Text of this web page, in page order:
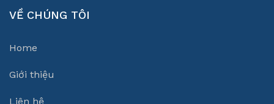
VỀ CHÚNG TÔI
Home
Giới thiệu
Liên hệ